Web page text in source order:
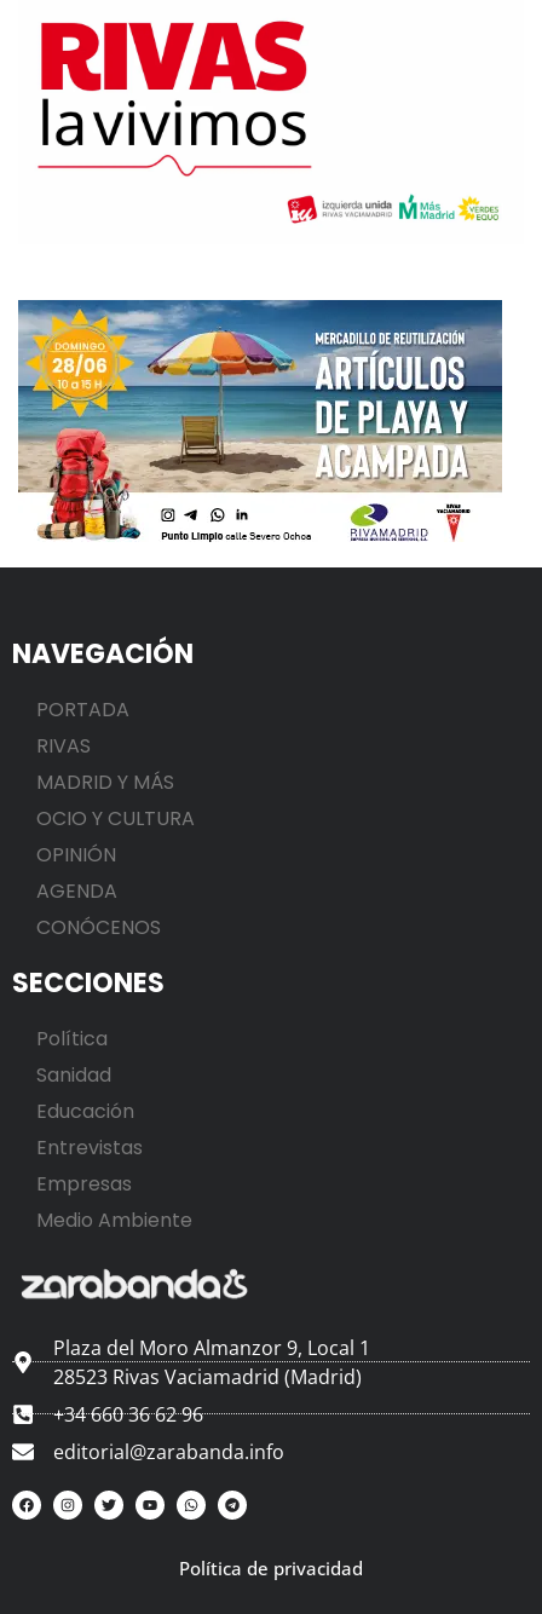
NAVEGACIÓN
PORTADA
RIVAS
MADRID Y MÁS
OCIO Y CULTURA
OPINIÓN
AGENDA
CONÓCENOS
SECCIONES
Política
Sanidad
Educación
Entrevistas
Empresas
Medio Ambiente
Plaza del Moro Almanzor 9, Local 1
28523 Rivas Vaciamadrid (Madrid)
+34 660 36 62 96
editorial@zarabanda.info
Política de privacidad